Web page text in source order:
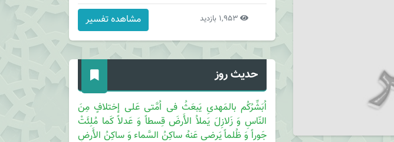
1,953 بازدید مشاهده تفسیر
حدیث روز
اُبَشِّرُکُم بالمَهدیِ یَبعَثُ فی اُمَّتی عَلی إختلافٍ مِنَ
النّاسِ وَ زَلازِلَ یَملاُ الأَرضَ قِسطاً وَ عَدلاً کَما مُلِئَتْ
جَوراً وَ ظُلماً یَرضی عَنهُ ساکِنُ السَّماء وَ ساکِنُ الأَرضِ